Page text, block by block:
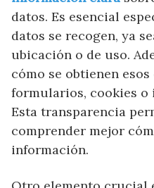
datos. Es esencial
datos se recogen, ya
ubicación o de uso.
cómo se obtienen
formularios, cookies o
Esta transparencia
comprender mejor
información.